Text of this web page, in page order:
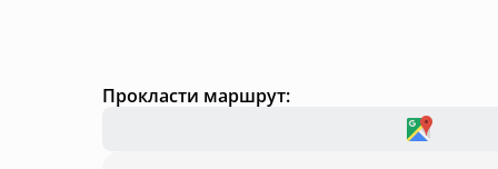
Прокласти маршрут: